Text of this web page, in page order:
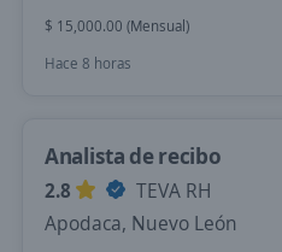
$ 15,000.00 (Mensual)
Hace 8 horas
Analista de recibo
2.8
TEVA RH
Apodaca, Nuevo León